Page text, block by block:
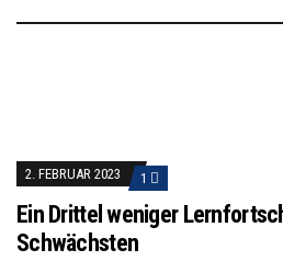
2. FEBRUAR 2023 1
Ein Drittel weniger
Schwächsten